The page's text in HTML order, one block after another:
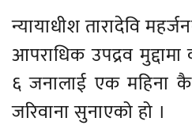
न्यायाधीश तारादेवि
आपराधिक उपद्रव
६ जनालाई एक महिना
जरिवाना सुनाएको हो ।